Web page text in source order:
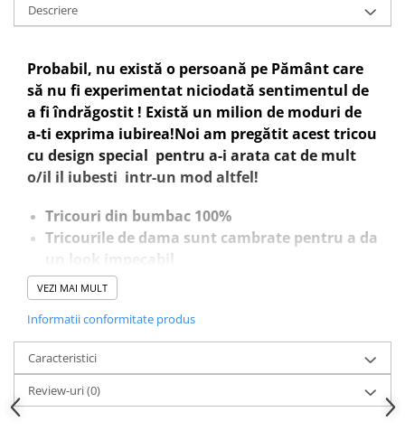
Descriere
Probabil, nu există o persoană pe Pământ care
să nu fi experimentat niciodată sentimentul de
a fi îndrăgostit ! Există un milion de moduri de
a-ti exprima iubirea!Noi am pregătit acest tricou
cu design special pentru a-i arata cat de mult
o/il il iubesti intr-un mod altfel!
Tricouri din bumbac 100%
Tricourile de dama sunt cambrate pentru a da
un look impecabil
Print digital direct in tesatura, culori intense
si foarte rezistente in timp
Doresti sa schimbi ceva la tricoul tau? Nu ezita
sa ne contactezi pe WhatsApp la numarul
0760831767. De asemenea ne poti lasa mesaj si
VEZI MAI MULT
Informatii conformitate produs
Caracteristici
Review-uri(0)